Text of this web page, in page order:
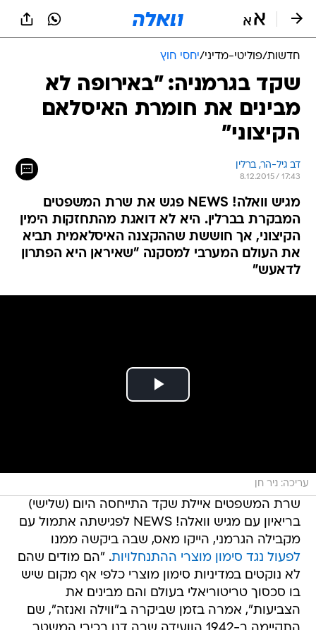
חדשות/פוליטי-מדיני/יחסי חוץ
שקד בגרמניה: "באירופה לא
מבינים את חומרת האיסלאם
הקיצוני"
דב גיל-הר, ברלין
8.12.2015 / 17:43
מגיש וואלה! NEWS פגש את שרת המשפטים
המבקרת בברלין. היא לא דואגת מהתחזקות הימין
הקיצוני, אך חוששת שההקצנה האיסלאמית תביא
את העולם המערבי למסקנה "שאיראן היא הפתרון
לדאעש"
עריכה: ניר חן
שרת המשפטים איילת שקד התייחסה היום (שלישי)
בריאיון עם מגיש וואלה! NEWS לפגישתה אתמול עם
מקבילה הגרמני, הייקו מאס, שבה ביקשה ממנו
לפעול נגד סימון מוצרי ההתנחלויות. "הם מודים שהם
לא נוקטים במדיניות סימון מוצרי כלפי אף מקום שיש
בו סכסוך טריטוריאלי בעולם והם מבינים את
הצביעות", אמרה בזמן שביקרה ב"ווילה ואנזה", שם